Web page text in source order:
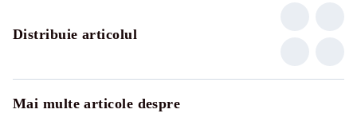
Distribuie articolul
Mai multe articole despre